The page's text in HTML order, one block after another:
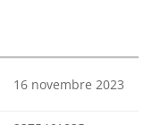
16 novembre 2023